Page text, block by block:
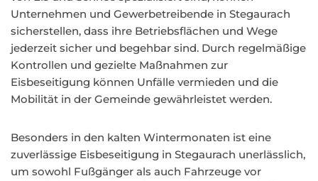
Unternehmen und Gewerbetreibende in Stegaurach
sicherstellen, dass ihre Betriebsflächen und Wege
jederzeit sicher und begehbar sind. Durch regelmäßige
Kontrollen und gezielte Maßnahmen zur
Eisbeseitigung können Unfälle vermieden und die
Mobilität in der Gemeinde gewährleistet werden.
Besonders in den kalten Wintermonaten ist eine
zuverlässige Eisbeseitigung in Stegaurach unerlässlich,
um sowohl Fußgänger als auch Fahrzeuge vor